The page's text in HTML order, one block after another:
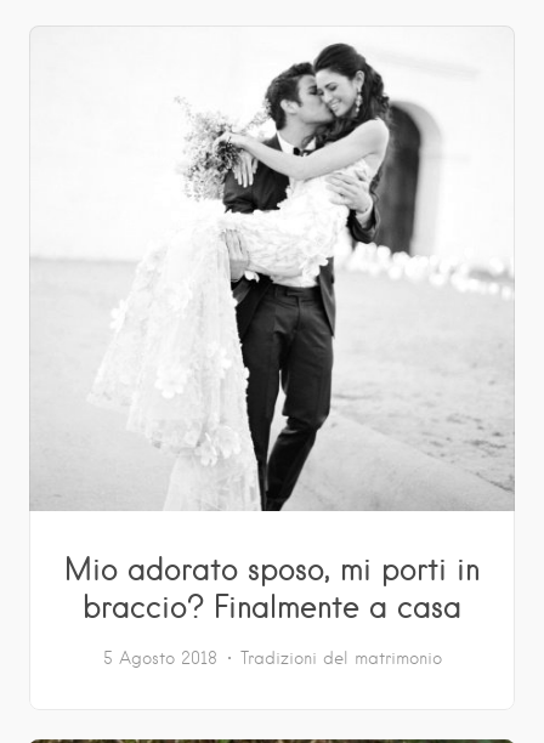
Mio adorato sposo, mi porti in
braccio? Finalmente a casa
5 Agosto 2018 Tradizioni del matrimonio